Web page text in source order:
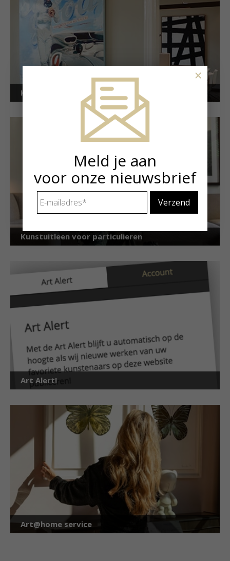
Kunstuitleen voor bedrijven
Kunstuitleen voor particulieren
Art Alert!
Art@home service
Meld je aan
voor onze nieuwsbrief
mailadres *
×